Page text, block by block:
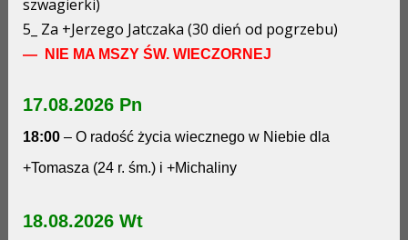
szwagierki)
5_ Za +Jerzego Jatczaka (30 dień od pogrzebu)
— NIE MA MSZY ŚW. WIECZORNEJ
17.08.2026 Pn
18:00 – O radość życia wiecznego w Niebie dla
+Tomasza (24 r. śm.) i +Michaliny
18.08.2026 Wt